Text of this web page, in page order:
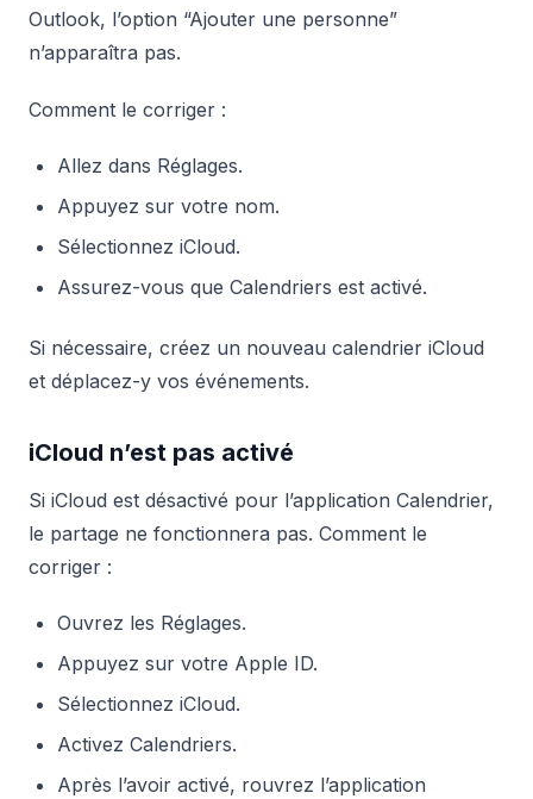
Outlook, l’option “Ajouter une personne”
n’apparaîtra pas.
Comment le corriger :
Allez dans Réglages.
Appuyez sur votre nom.
Sélectionnez iCloud.
Assurez-vous que Calendriers est activé.
Si nécessaire, créez un nouveau calendrier iCloud
et déplacez-y vos événements.
iCloud n’est pas activé
Si iCloud est désactivé pour l’application Calendrier,
le partage ne fonctionnera pas. Comment le
corriger :
Ouvrez les Réglages.
Appuyez sur votre Apple ID.
Sélectionnez iCloud.
Activez Calendriers.
Après l’avoir activé, rouvrez l’application